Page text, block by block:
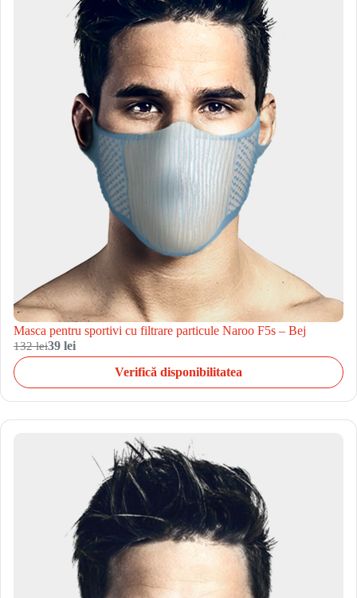
Masca pentru sportivi cu filtrare particule Naroo F5s – Bej
132 lei39 lei
Verifică disponibilitatea